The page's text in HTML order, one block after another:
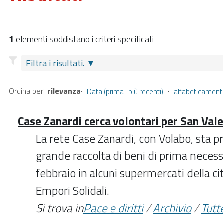
1 elementi soddisfano i criteri specificati
Filtra i risultati.
Ordina per rilevanza· Data (prima i più recenti) ·
Case Zanardi cerca volontari per San
La rete Case Zanardi, con Volabo, sta
grande raccolta di beni di prima
febbraio in alcuni supermercati della
Empori Solidali.
Si trova inPace e diritti/Archivio/